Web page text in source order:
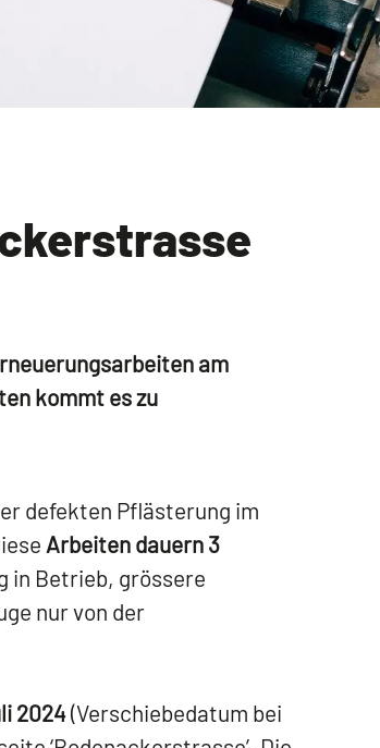
am
kommt es zu
defekten Pflästerung im
Arbeiten dauern 3
in Betrieb, grössere
nur von der
2024(Verschiebedatum bei